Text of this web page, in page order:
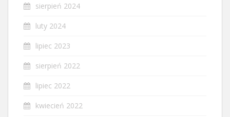
sierpień 2024
luty 2024
lipiec 2023
sierpień 2022
lipiec 2022
kwiecień 2022